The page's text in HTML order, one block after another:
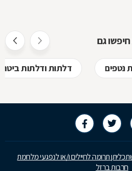
גם
נטפים דלתות ודלתות
תרומה לחיילים ו/או לנפגעי מלחמת
חרבות ברזל